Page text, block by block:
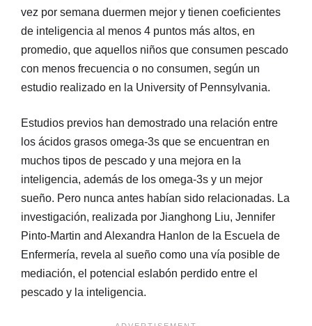
vez por semana duermen mejor y tienen coeficientes
de inteligencia al menos 4 puntos más altos, en
promedio, que aquellos niños que consumen pescado
con menos frecuencia o no consumen, según un
estudio realizado en la University of Pennsylvania.
Estudios previos han demostrado una relación entre
los ácidos grasos omega-3s que se encuentran en
muchos tipos de pescado y una mejora en la
inteligencia, además de los omega-3s y un mejor
sueño. Pero nunca antes habían sido relacionadas. La
investigación, realizada por Jianghong Liu, Jennifer
Pinto-Martin and Alexandra Hanlon de la Escuela de
Enfermería, revela al sueño como una vía posible de
mediación, el potencial eslabón perdido entre el
pescado y la inteligencia.